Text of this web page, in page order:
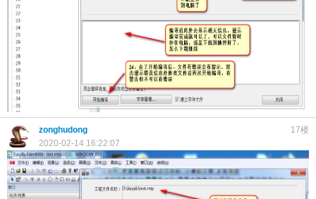
17楼
zonghudong
2020-02-14 16:22:07